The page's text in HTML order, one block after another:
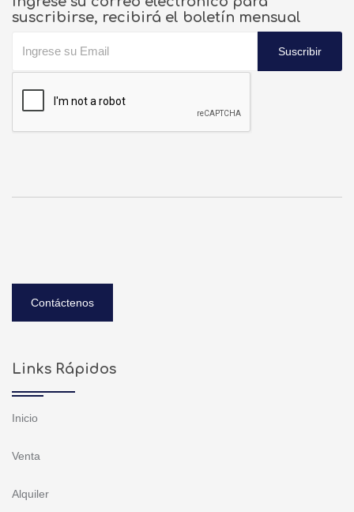
suscribirse, recibirá el boletín mensual
Suscribir
Contáctenos
Links Rápidos
Inicio
Venta
Alquiler